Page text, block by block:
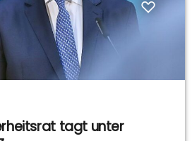
tagt unter